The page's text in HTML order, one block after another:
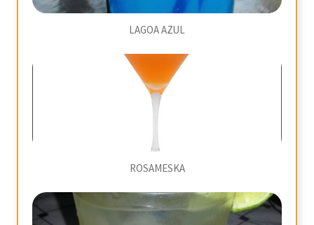
LAGOA AZUL
ROSAMESKA